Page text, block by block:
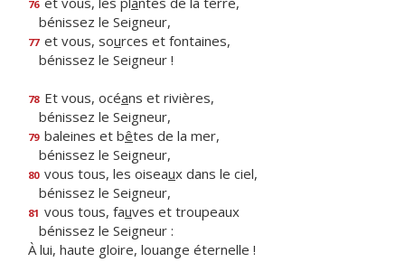
76
bénissez le Seigneur,
77 et vous, sources et fontaines,
bénissez le Seigneur !
78 Et vous, océans et rivières,
bénissez le Seigneur,
79 baleines et bêtes de la mer,
bénissez le Seigneur,
80 vous tous, les oiseaux dans le ciel,
bénissez le Seigneur,
81 vous tous, fauves et troupeaux
bénissez le Seigneur :
À lui, haute gloire, louange éternelle !